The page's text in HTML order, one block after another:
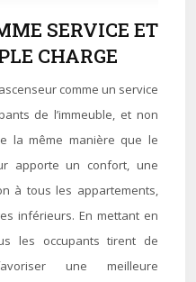
SERVICE ET
CHARGE
comme un service
de l’immeuble, et non
la même manière que le
apporte un confort, une
à tous les appartements,
inférieurs. En mettant en
les occupants tirent de
une meilleure